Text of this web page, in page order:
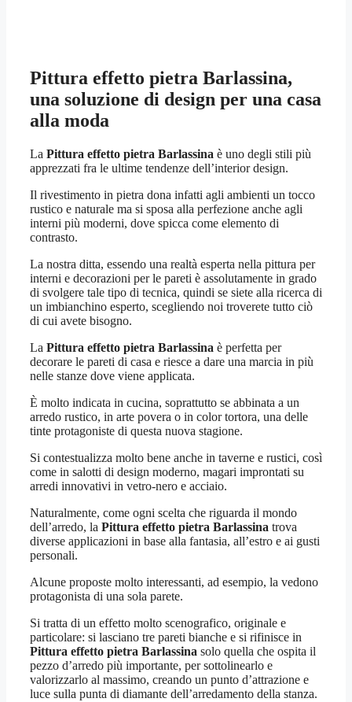
Pittura effetto pietra Barlassina,
una soluzione di design per una casa
alla moda
La Pittura effetto pietra Barlassina è uno degli stili più
apprezzati fra le ultime tendenze dell’interior design.
Il rivestimento in pietra dona infatti agli ambienti un tocco
rustico e naturale ma si sposa alla perfezione anche agli
interni più moderni, dove spicca come elemento di
contrasto.
La nostra ditta, essendo una realtà esperta nella pittura per
interni e decorazioni per le pareti è assolutamente in grado
di svolgere tale tipo di tecnica, quindi se siete alla ricerca di
un imbianchino esperto, scegliendo noi troverete tutto ciò
di cui avete bisogno.
La Pittura effetto pietra Barlassina è perfetta per
decorare le pareti di casa e riesce a dare una marcia in più
nelle stanze dove viene applicata.
È molto indicata in cucina, soprattutto se abbinata a un
arredo rustico, in arte povera o in color tortora, una delle
tinte protagoniste di questa nuova stagione.
Si contestualizza molto bene anche in taverne e rustici, così
come in salotti di design moderno, magari improntati su
arredi innovativi in vetro-nero e acciaio.
Naturalmente, come ogni scelta che riguarda il mondo
dell’arredo, la Pittura effetto pietra Barlassina trova
diverse applicazioni in base alla fantasia, all’estro e ai gusti
personali.
Alcune proposte molto interessanti, ad esempio, la vedono
protagonista di una sola parete.
Si tratta di un effetto molto scenografico, originale e
particolare: si lasciano tre pareti bianche e si rifinisce in
Pittura effetto pietra Barlassina solo quella che ospita il
pezzo d’arredo più importante, per sottolinearlo e
valorizzarlo al massimo, creando un punto d’attrazione e
luce sulla punta di diamante dell’arredamento della stanza.